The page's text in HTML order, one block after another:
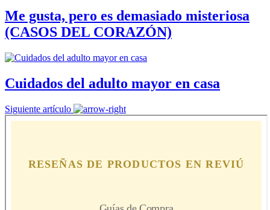
Me gusta, pero es demasiado misteriosa
(CASOS DEL CORAZÓN)
Cuidados del adulto mayor en casa
Siguiente artículo